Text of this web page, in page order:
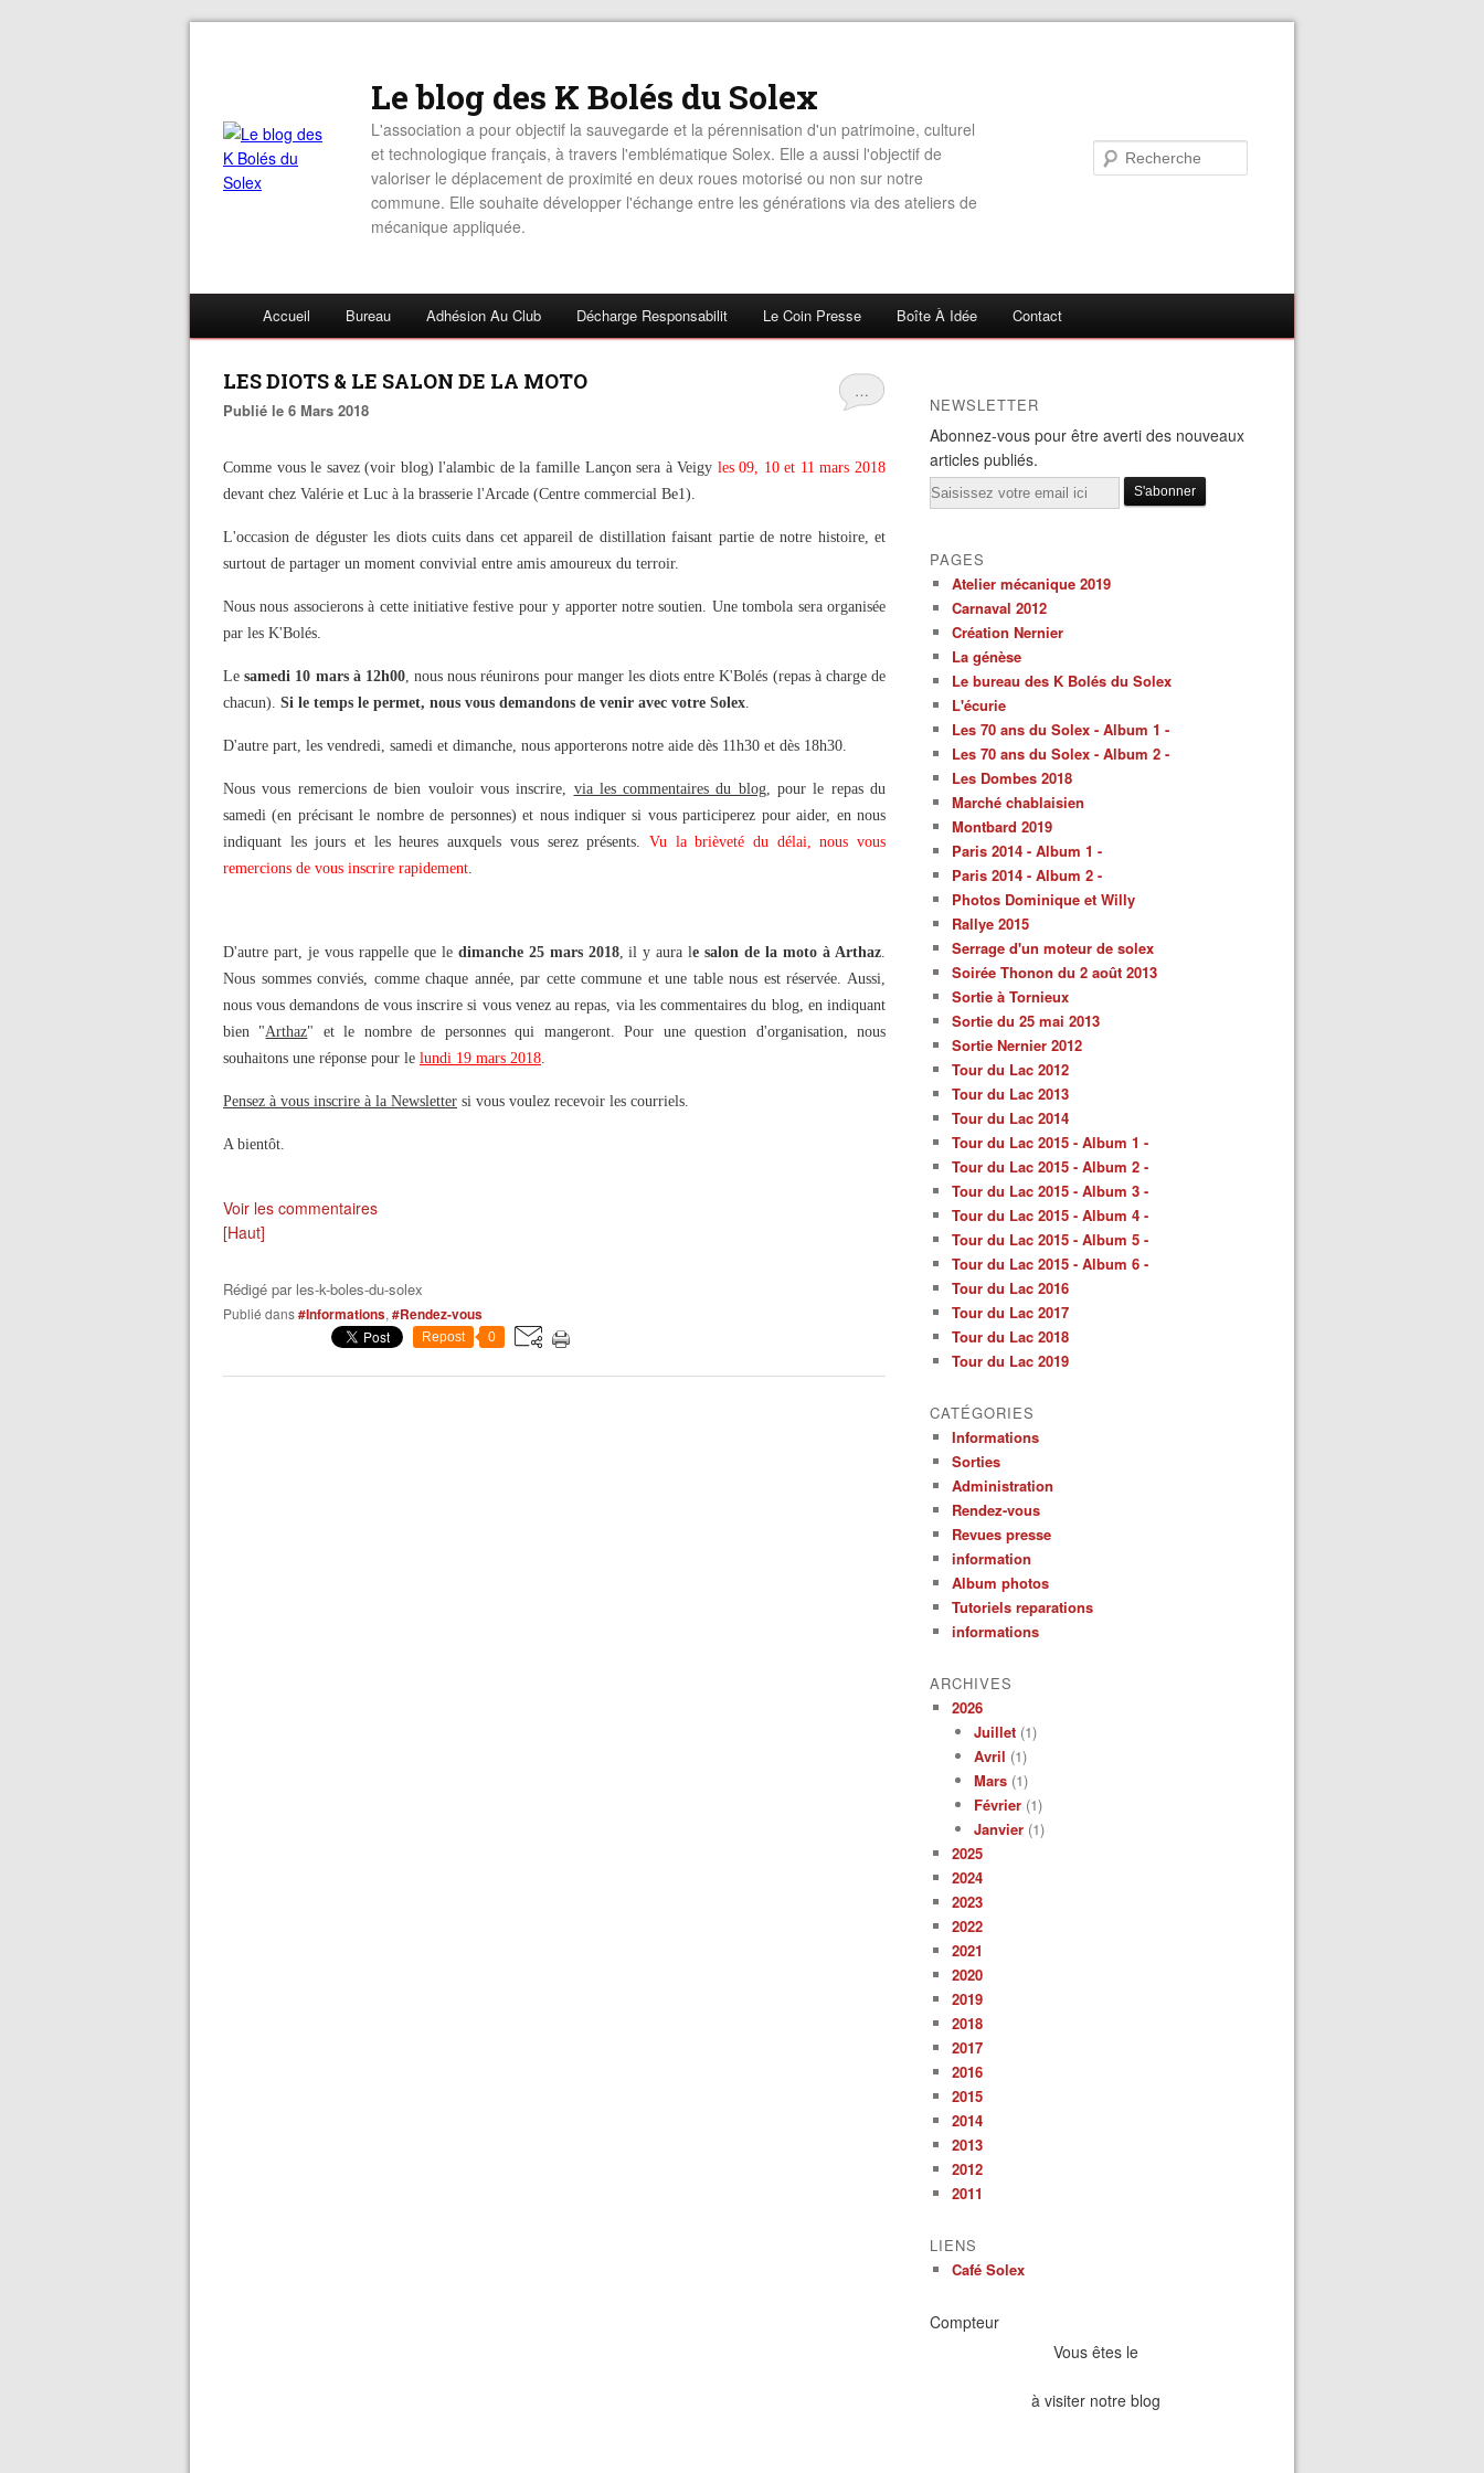
Le blog des K Bolés du Solex
L'association a pour objectif la sauvegarde et la pérennisation d'un patrimoine, culturel
et technologique français, à travers l'emblématique Solex. Elle a aussi l'objectif de
valoriser le déplacement de proximité en deux roues motorisé ou non sur notre
commune. Elle souhaite développer l'échange entre les générations via des ateliers de
mécanique appliquée.
Accueil Bureau Adhésion Au Club Décharge Responsabilit Le Coin Presse Boîte À Idée Contact
…
LES DIOTS & LE SALON DE LA MOTO
Publié le 6 Mars 2018
Comme vous le savez (voir blog) l'alambic de la famille Lançon sera à Veigy les 09, 10 et 11 mars 2018
devant chez Valérie et Luc à la brasserie l'Arcade (Centre commercial Be1).
L'occasion de déguster les diots cuits dans cet appareil de distillation faisant partie de notre histoire, et
surtout de partager un moment convivial entre amis amoureux du terroir.
Nous nous associerons à cette initiative festive pour y apporter notre soutien. Une tombola sera organisée
par les K'Bolés.
Lesamedi 10 mars à 12h00, nous nous réunirons pour manger les diots entre K'Bolés (repas à charge de
chacun). Si le temps le permet, nous vous demandons de venir avec votre Solex.
D'autre part, les vendredi, samedi et dimanche, nous apporterons notre aide dès 11h30 et dès 18h30.
Nous vous remercions de bien vouloir vous inscrire, via les commentaires du blog, pour le repas du
samedi (en précisant le nombre de personnes) et nous indiquer si vous participerez pour aider, en nous
indiquant les jours et les heures auxquels vous serez présents. Vu la brièveté du délai, nous vous
remercions de vous inscrire rapidement.
D'autre part, je vous rappelle que le dimanche 25 mars 2018, il y aura le salon de la moto à Arthaz.
Nous sommes conviés, comme chaque année, par cette commune et une table nous est réservée. Aussi,
nous vous demandons de vous inscrire si vous venez au repas, via les commentaires du blog, en indiquant
bien "Arthaz" et le nombre de personnes qui mangeront. Pour une question d'organisation, nous
souhaitons une réponse pour le lundi 19 mars 2018.
Pensez à vous inscrire à la Newsletter si vous voulez recevoir les courriels.
A bientôt.
Voir les commentaires
[Haut]
Rédigé par les-k-boles-du-solex
Publié dans#Informations, #Rendez-vous
Repost 0
NEWSLETTER
Abonnez-vous pour être averti des nouveaux
articles publiés.
Email
PAGES
Atelier mécanique 2019
Carnaval 2012
Création Nernier
La génèse
Le bureau des K Bolés du Solex
L'écurie
Les 70 ans du Solex - Album 1 -
Les 70 ans du Solex - Album 2 -
Les Dombes 2018
Marché chablaisien
Montbard 2019
Paris 2014 - Album 1 -
Paris 2014 - Album 2 -
Photos Dominique et Willy
Rallye 2015
Serrage d'un moteur de solex
Soirée Thonon du 2 août 2013
Sortie à Tornieux
Sortie du 25 mai 2013
Sortie Nernier 2012
Tour du Lac 2012
Tour du Lac 2013
Tour du Lac 2014
Tour du Lac 2015 - Album 1 -
Tour du Lac 2015 - Album 2 -
Tour du Lac 2015 - Album 3 -
Tour du Lac 2015 - Album 4 -
Tour du Lac 2015 - Album 5 -
Tour du Lac 2015 - Album 6 -
Tour du Lac 2016
Tour du Lac 2017
Tour du Lac 2018
Tour du Lac 2019
CATÉGORIES
Informations
Sorties
Administration
Rendez-vous
Revues presse
information
Album photos
Tutoriels reparations
informations
ARCHIVES
2026
Juillet (1)
Avril (1)
Mars (1)
Février (1)
Janvier (1)
2025
2024
2023
2022
2021
2020
2019
2018
2017
2016
2015
2014
2013
2012
2011
LIENS
Café Solex
Compteur
Vous êtes le
à visiter notre blog